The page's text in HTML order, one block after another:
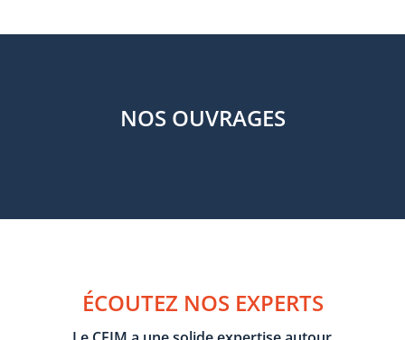
NOS OUVRAGES
ÉCOUTEZ NOS EXPERTS